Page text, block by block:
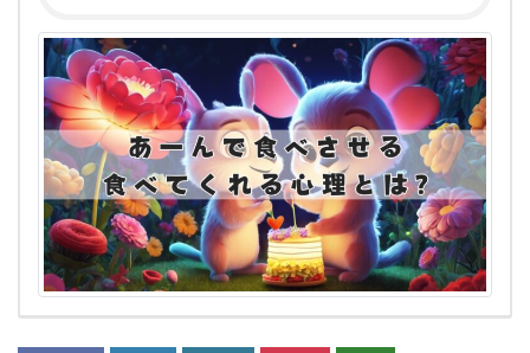
彼女
で
は
な
く付
き合